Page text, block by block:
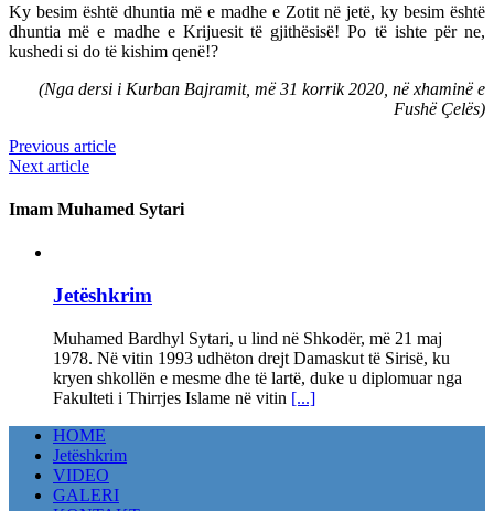
Ky besim është dhuntia më e madhe e Zotit në jetë, ky besim është
dhuntia më e madhe e Krijuesit të gjithësisë! Po të ishte për ne,
kushedi si do të kishim qenë!?
(Nga dersi i Kurban Bajramit, më 31 korrik 2020, në xhaminë e
Fushë Çelës)
Previous article
Next article
Imam Muhamed Sytari
Jetëshkrim
Muhamed Bardhyl Sytari, u lind në Shkodër, më 21 maj
1978. Në vitin 1993 udhëton drejt Damaskut të Sirisë, ku
kryen shkollën e mesme dhe të lartë, duke u diplomuar nga
Fakulteti i Thirrjes Islame në vitin [...]
HOME
Jetëshkrim
VIDEO
GALERI